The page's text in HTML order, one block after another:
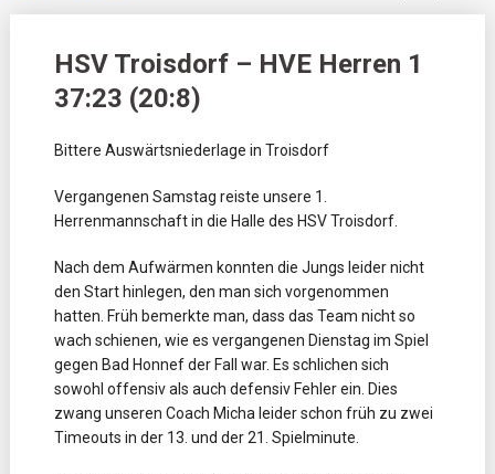
HSV Troisdorf – HVE Herren 1
37:23 (20:8)
Bittere Auswärtsniederlage in Troisdorf
Vergangenen Samstag reiste unsere 1.
Herrenmannschaft in die Halle des HSV Troisdorf.
Nach dem Aufwärmen konnten die Jungs leider nicht
den Start hinlegen, den man sich vorgenommen
hatten. Früh bemerkte man, dass das Team nicht so
wach schienen, wie es vergangenen Dienstag im Spiel
gegen Bad Honnef der Fall war. Es schlichen sich
sowohl offensiv als auch defensiv Fehler ein. Dies
zwang unseren Coach Micha leider schon früh zu zwei
Timeouts in der 13. und der 21. Spielminute.